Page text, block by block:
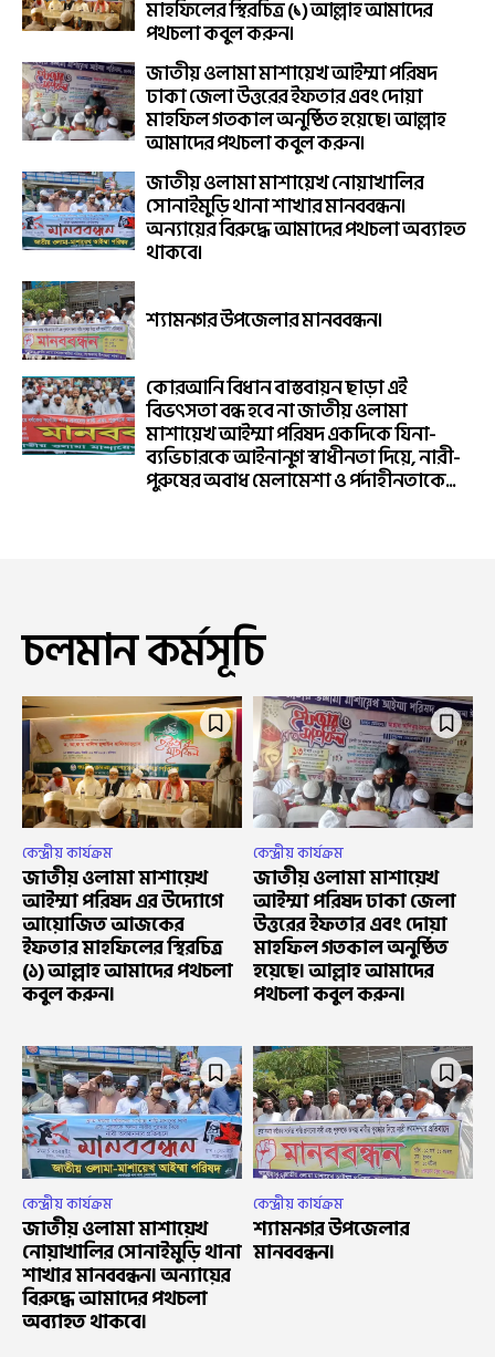
মাহফিলের স্থিরচিত্র (১) আল্লাহ আমাদের
পথচলা কবুল করুন।
জাতীয় ওলামা মাশায়েখ আইম্মা পরিষদ
ঢাকা জেলা উত্তরের ইফতার এবং দোয়া
মাহফিল গতকাল অনুষ্ঠিত হয়েছে। আল্লাহ
আমাদের পথচলা কবুল করুন।
জাতীয় ওলামা মাশায়েখ নোয়াখালির
সোনাইমুড়ি থানা শাখার মানববন্ধন।
অন্যায়ের বিরুদ্ধে আমাদের পথচলা অব্যাহত
থাকবে।
শ্যামনগর উপজেলার মানববন্ধন।
কোরআনি বিধান বাস্তবায়ন ছাড়া এই
বিভৎসতা বন্ধ হবে না জাতীয় ওলামা
মাশায়েখ আইম্মা পরিষদ একদিকে যিনা-
ব্যভিচারকে আইনানুগ স্বাধীনতা দিয়ে, নারী-
পুরুষের অবাধ মেলামেশা ও পর্দাহীনতাকে...
চলমান কর্মসূচি
কেন্দ্রীয় কার্যক্রম
জাতীয় ওলামা মাশায়েখ
আইম্মা পরিষদ এর উদ্যোগে
আয়োজিত আজকের
ইফতার মাহফিলের স্থিরচিত্র
(১) আল্লাহ আমাদের পথচলা
কবুল করুন।
কেন্দ্রীয় কার্যক্রম
জাতীয় ওলামা মাশায়েখ
আইম্মা পরিষদ ঢাকা জেলা
উত্তরের ইফতার এবং দোয়া
মাহফিল গতকাল অনুষ্ঠিত
হয়েছে। আল্লাহ আমাদের
পথচলা কবুল করুন।
কেন্দ্রীয় কার্যক্রম
জাতীয় ওলামা মাশায়েখ
নোয়াখালির সোনাইমুড়ি থানা
শাখার মানববন্ধন। অন্যায়ের
বিরুদ্ধে আমাদের পথচলা
অব্যাহত থাকবে।
কেন্দ্রীয় কার্যক্রম
শ্যামনগর উপজেলার
মানববন্ধন।